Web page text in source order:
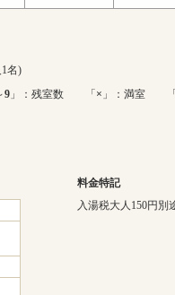
名)
9 」：残室数 「× 」：満室 「
料金特記
入湯税大人150円別